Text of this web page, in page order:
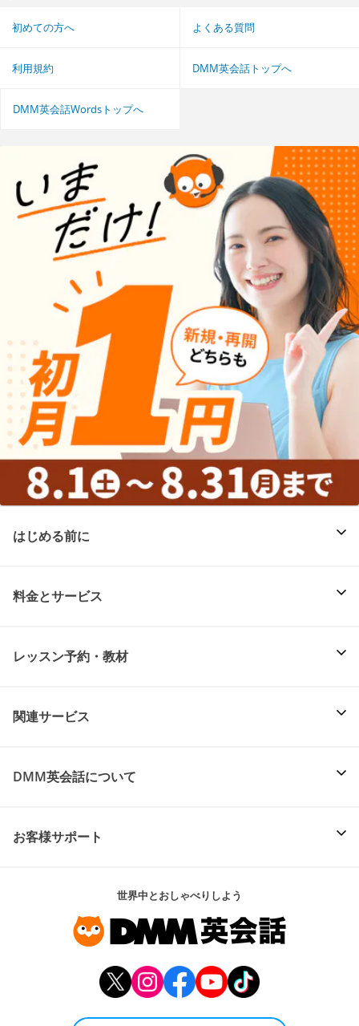
初めての方へ よくある質問
利用規約 DMM英会話トップへ
DMM英会話Wordsトップへ
はじめる前に
料金とサービス
レッスン予約・教材
関連サービス
DMM英会話について
お客様サポート
世界中とおしゃべりしよう